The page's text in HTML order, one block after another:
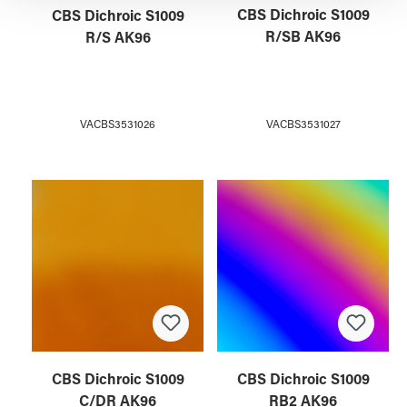
CBS Dichroic S1009
R/S AK96
VACBS3531026
CBS Dichroic S1009
R/SB AK96
VACBS3531027
CBS Dichroic S1009
C/DR AK96
CBS Dichroic S1009
RB2 AK96